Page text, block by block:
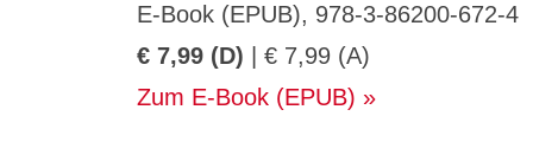
E-Book (EPUB), 978-3-86200-672-4
€ 7,99 (D) | € 7,99 (A)
Zum E-Book (EPUB)